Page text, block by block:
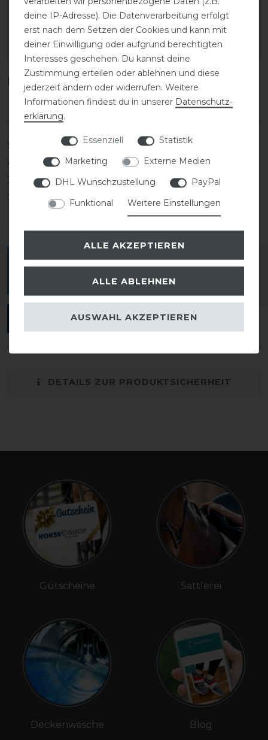
SKU: KDW-52156-74-L
EAN:5407008896355
Kundenrezensionen (0)
5
0
4
0
3
0
2
0
1
0
Melde dich an, um eine Kundenrezension zu
ANMELDEN
DETAILS ZUR PRODUKTSICHERHEIT
Gutscheine
Deckenwäsche
Sattlerei
Blog
deine IP-Adresse). Die Datenverarbeitung erfolgt
erst nach dem Setzen der Cookies und kann mit
deiner Einwilligung oder aufgrund berechtigten
Interesses geschehen. Du kannst deine
Zustimmung erteilen oder ablehnen und diese
jederzeit ändern oder widerrufen. Weitere
Informationen findest du in unserer Daten­schutz­
erklärung.
Essenziell
Statistik
Marketing
Externe Medien
DHL Wunschzustellung
PayPal
Funktional
Weitere Einstellungen
ALLE AKZEPTIEREN
ALLE ABLEHNEN
AUSWAHL AKZEPTIEREN